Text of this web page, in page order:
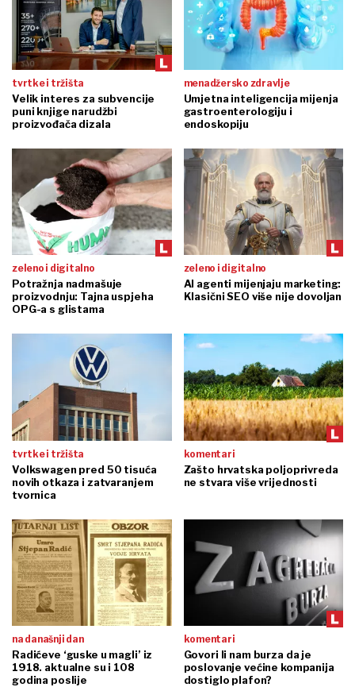
tvrtke i tržišta
Velik interes za subvencije
puni knjige narudžbi
proizvođača dizala
menadžersko zdravlje
Umjetna inteligencija mijenja
gastroenterologiju i
endoskopiju
zeleno i digitalno
Potražnja nadmašuje
proizvodnju: Tajna uspjeha
OPG-a s glistama
zeleno i digitalno
AI agenti mijenjaju marketing:
Klasični SEO više nije dovoljan
tvrtke i tržišta
Volkswagen pred 50 tisuća
novih otkaza i zatvaranjem
tvornica
komentari
Zašto hrvatska poljoprivreda
ne stvara više vrijednosti
na današnji dan
Radićeve ‘guske u magli’ iz
1918. aktualne su i 108
godina poslije
komentari
Govori li nam burza da je
poslovanje većine kompanija
dostiglo plafon?